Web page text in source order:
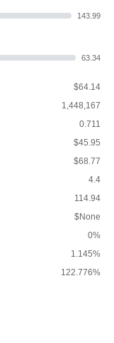
143.99
63.34
$64.14
1,448,167
0.711
$45.95
$68.77
4.4
114.94
$None
0%
1.145%
122.776%